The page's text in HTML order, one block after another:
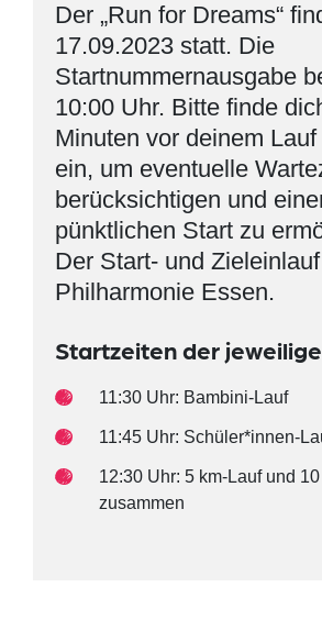
Der „Run for Dreams“
17.09.2023 statt. Die
Startnummernausgabe
10:00 Uhr. Bitte finde
Minuten vor deinem
ein, um eventuelle
berücksichtigen und
pünktlichen Start zu
Der Start- und
Philharmonie Essen.
Startzeiten der
11:30 Uhr: Bambini-Lauf
11:45 Uhr: Schüler*innen-
12:30 Uhr: 5 km-Lauf und
zusammen